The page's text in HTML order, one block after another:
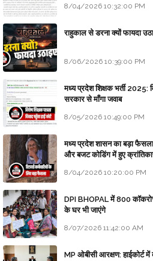
8/04/2026 10:32:00 PM
राहुकाल से डरना क्यों फायदा
8/06/2026 10:39:00 PM
मध्य प्रदेश शिक्षक भर्ती 2025:
सरकार से माँगा जवाब
8/05/2026 10:49:00 PM
मध्य प्रदेश शासन का बड़ा फैसला:
और बजट कोडिंग में हुए
8/04/2026 10:20:00 PM
DPI BHOPAL में 800
के घर भी जाएंगे
8/07/2026 11:42:00 AM
MP ओबीसी आरक्षण: हाईकोर्ट में